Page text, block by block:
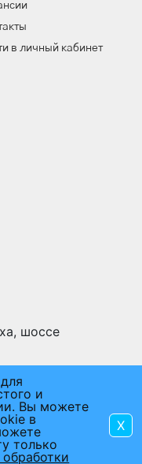
в личный кабинет
шоссе
РУСЬ
и
Вы можете
в
только
X